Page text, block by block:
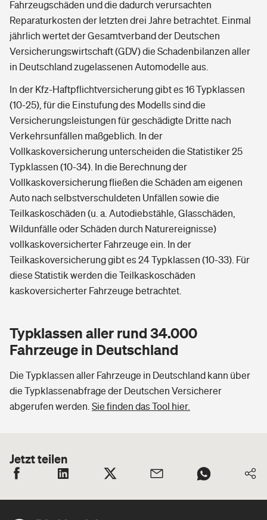
Fahrzeugschäden und die dadurch verursachten
Reparaturkosten der letzten drei Jahre betrachtet. Einmal
jährlich wertet der Gesamtverband der Deutschen
Versicherungswirtschaft (GDV) die Schadenbilanzen aller
in Deutschland zugelassenen Automodelle aus.
In der Kfz-Haftpflichtversicherung gibt es 16 Typklassen
(10-25), für die Einstufung des Modells sind die
Versicherungsleistungen für geschädigte Dritte nach
Verkehrsunfällen maßgeblich. In der
Vollkaskoversicherung unterscheiden die Statistiker 25
Typklassen (10-34). In die Berechnung der
Vollkaskoversicherung fließen die Schäden am eigenen
Auto nach selbstverschuldeten Unfällen sowie die
Teilkaskoschäden (u. a. Autodiebstähle, Glasschäden,
Wildunfälle oder Schäden durch Naturereignisse)
vollkaskoversicherter Fahrzeuge ein. In der
Teilkaskoversicherung gibt es 24 Typklassen (10-33). Für
diese Statistik werden die Teilkaskoschäden
kaskoversicherter Fahrzeuge betrachtet.
Typklassen aller rund 34.000
Fahrzeuge in Deutschland
Die Typklassen aller Fahrzeuge in Deutschland kann über
die Typklassenabfrage der Deutschen Versicherer
abgerufen werden. Sie finden das Tool hier.
Jetzt teilen